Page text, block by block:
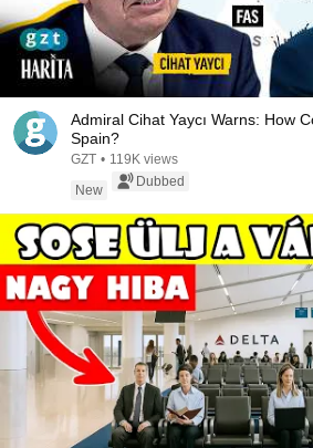
Admiral Cihat Yaycı Warns: How
Spain?
GZT • 119K views
New
Dubbed